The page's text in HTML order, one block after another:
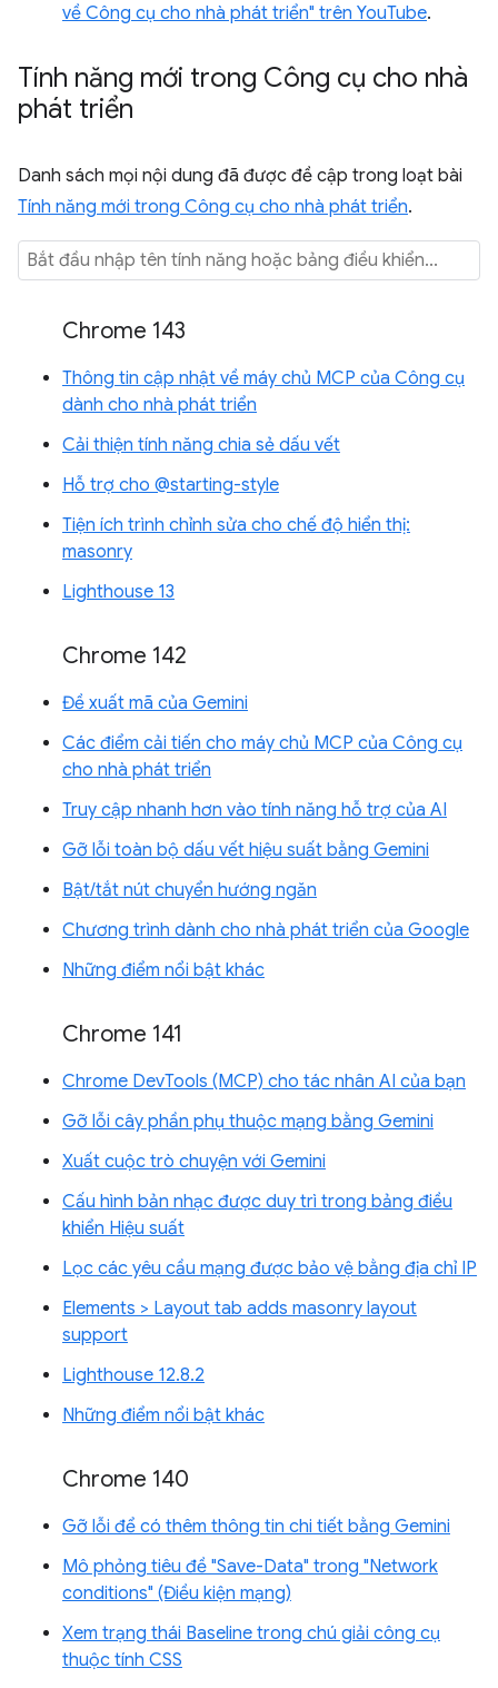
về Công cụ cho nhà phát triển" trên YouTube.
Tính năng mới trong Công cụ cho nhà
phát triển
Danh sách mọi nội dung đã được đề cập trong loạt bài
Tính năng mới trong Công cụ cho nhà phát triển.
Chrome 143
Thông tin cập nhật về máy chủ MCP của Công cụ
dành cho nhà phát triển
Cải thiện tính năng chia sẻ dấu vết
Hỗ trợ cho @starting-style
Tiện ích trình chỉnh sửa cho chế độ hiển thị:
masonry
Lighthouse 13
Chrome 142
Đề xuất mã của Gemini
Các điểm cải tiến cho máy chủ MCP của Công cụ
cho nhà phát triển
Truy cập nhanh hơn vào tính năng hỗ trợ của AI
Gỡ lỗi toàn bộ dấu vết hiệu suất bằng Gemini
Bật/tắt nút chuyển hướng ngăn
Chương trình dành cho nhà phát triển của Google
Những điểm nổi bật khác
Chrome 141
Chrome DevTools (MCP) cho tác nhân AI của bạn
Gỡ lỗi cây phần phụ thuộc mạng bằng Gemini
Xuất cuộc trò chuyện với Gemini
Cấu hình bản nhạc được duy trì trong bảng điều
khiển Hiệu suất
Lọc các yêu cầu mạng được bảo vệ bằng địa chỉ IP
Elements > Layout tab adds masonry layout
support
Lighthouse 12.8.2
Những điểm nổi bật khác
Chrome 140
Gỡ lỗi để có thêm thông tin chi tiết bằng Gemini
Mô phỏng tiêu đề "Save-Data" trong "Network
conditions" (Điều kiện mạng)
Xem trạng thái Baseline trong chú giải công cụ
thuộc tính CSS